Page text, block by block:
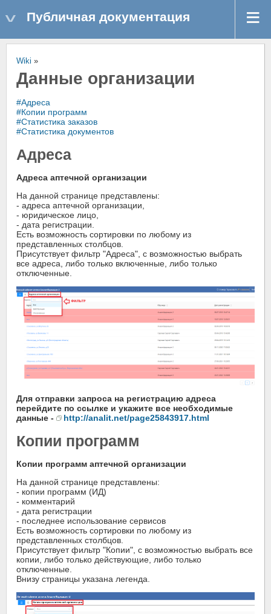
Публичная документация
Wiki »
Данные организации
#Адреса
#Копии программ
#Статистика заказов
#Статистика документов
Адреса
Адреса аптечной организации
На данной странице представлены:
- адреса аптечной организации,
- юридическое лицо,
- дата регистрации.
Есть возможность сортировки по любому из
представленных столбцов.
Присутствует фильтр "Адреса", с возможностью выбрать
все адреса, либо только включенные, либо только
отключенные.
Для отправки запроса на регистрацию адреса
перейдите по ссылке и укажите все необходимые
данные -
http://analit.net/page25843917.html
Копии программ
Копии программ аптечной организации
На данной странице представлены:
- копии программ (ИД)
- комментарий
- дата регистрации
- последнее использование сервисов
Есть возможность сортировки по любому из
представленных столбцов.
Присутствует фильтр "Копии", с возможностью выбрать все
копии, либо только действующие, либо только
отключенные.
Внизу страницы указана легенда.